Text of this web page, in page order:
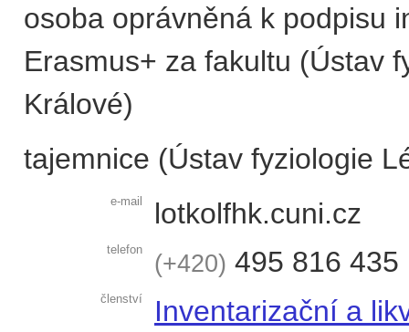
osoba oprávněná k podpisu
Erasmus+ za fakultu (Ústav
Králové)
tajemnice (Ústav fyziologie
e-mail lotkolfhk.cuni.cz
telefon +420 495 816 435
členství Inventarizační a